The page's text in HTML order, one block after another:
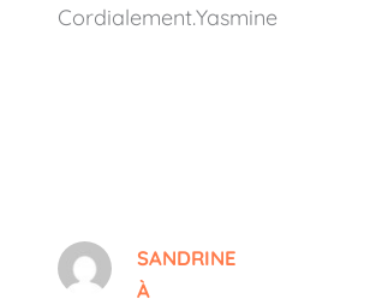
Cordialement.Yasmine
SANDRINE
À